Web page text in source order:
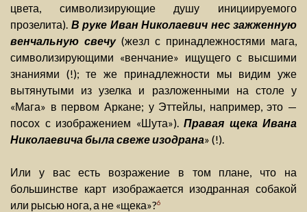
цвета, символизирующие душу инициируемого
прозелита). В руке Иван Николаевич нес зажженную
венчальную свечу(жезл с принадлежностями мага,
символизирующими «венчание» ищущего с высшими
знаниями (!); те же принадлежности мы видим уже
вытянутыми из узелка и разложенными на столе у
«Мага» в первом Аркане; у Эттейлы, например, это —
посох с изображением «Шута»). Правая щека Ивана
Николаевича была свеже изодрана» (!).
Или у вас есть возражение в том плане, что на
большинстве карт изображается изодранная собакой
или рысью нога, а не «щека»?6